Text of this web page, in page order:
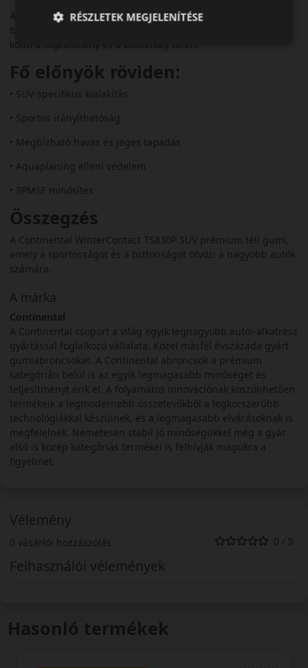
A TS830P SUV ideális választás prémium SUV-ok
tulajdonosainak, akik télen sem akarnak kompromisszumot
kötni a teljesítmény és a biztonság terén.
Fő előnyök röviden:
• SUV-specifikus kialakítás
• Sportos irányíthatóság
• Megbízható havas és jeges tapadás
• Aquaplaning elleni védelem
• 3PMSF minősítés
Összegzés
A Continental WinterContact TS830P SUV prémium téli gumi,
amely a sportosságot és a biztonságot ötvözi a nagyobb autók
számára.
A márka
Continental
A Continental csoport a világ egyik legnagyobb autói-alkatrész
gyártással foglalkozó vállalata. Közel másfél évszázada gyárt
gumiabroncsokat. A Continental abroncsok a prémium
kategórián belül is az egyik legmagasabb minőséget és
teljesítményt érik el. A folyamatos innovációnak köszönhetően
termékeik a legmodernebb összetevőkből a legkorszerűbb
technológiákkal készülnek, és a legmagasabb elvárásoknak is
megfelelnek. Németesen stabil jó minőségükkel még a gyár
alsó is közép kategóriás termékei is felhívják magukra a
figyelmet.
Vélemény
0 vásárlói hozzászólás 0 / 5
Felhasználói vélemények
Hasonló termékek
RÉSZLETEK MEGJELENÍTÉSE